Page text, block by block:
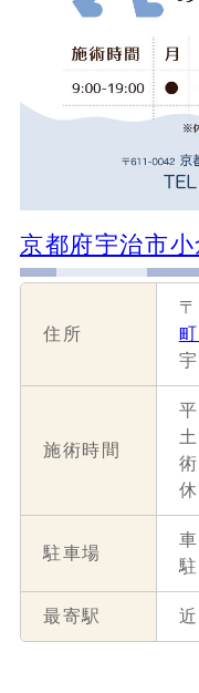
京都府宇治市
住所
施術時間
駐車場
最寄駅